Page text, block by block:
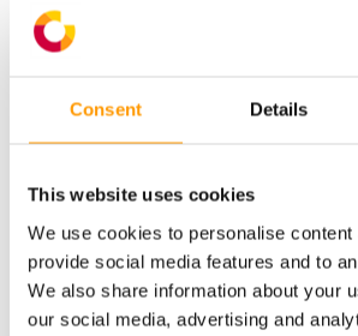
Consent Details
This website uses cookies
We use cookies to personalise content
provide social media features and to
We also share information about your
our social media, advertising and
Эффективные
инкубационные